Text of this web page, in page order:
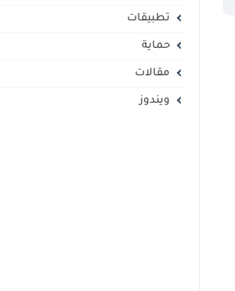
تطبيقات
حماية
مقالات
ويندوز